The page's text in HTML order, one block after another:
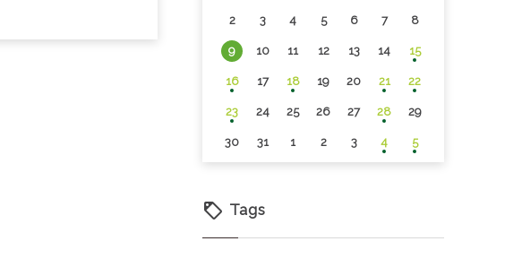
2 3 4 5 6 7 8
9 10 11 12 13 14 15
16 17 18 19 20 21 22
23 24 25 26 27 28 29
30 31 1 2 3 4 5
Tags